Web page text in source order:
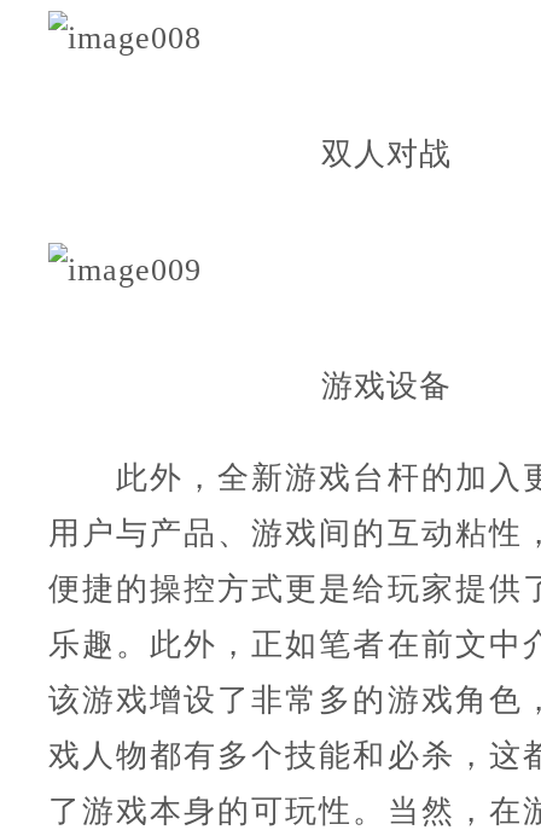
双人对战
游戏设备
此外，全新游戏台杆的加入
用户与产品、游戏间的互动粘性
便捷的操控方式更是给玩家提供
乐趣。此外，正如笔者在前文中
该游戏增设了非常多的游戏角色
戏人物都有多个技能和必杀，这
了游戏本身的可玩性。当然，在